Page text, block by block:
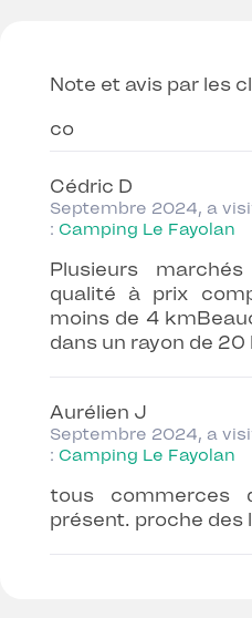
Note et avis par les
co
Cédric D
Septembre 2024, a
: Camping Le Fayolan
Plusieurs
qualité à prix
moins de 4
dans un rayon de 20
Aurélien J
Septembre 2024, a
: Camping Le Fayolan
tous commerces
présent. proche des